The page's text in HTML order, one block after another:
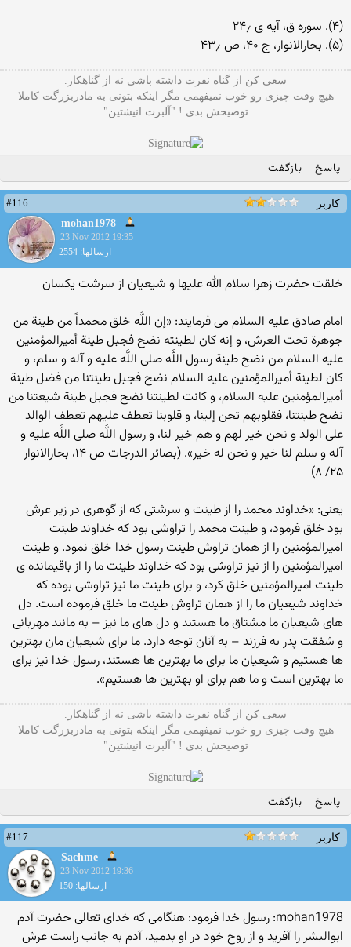
(۴). سوره ق، آیه ‏ى ۲۴٫
(۵). بحارالانوار، ج ۴۰، ص ۴۳٫
سعی کن از گناه نفرت داشته باشی نه از گناهکار.
هیچ وقت چیزی رو خوب نمیفهمی مگر اینکه بتونی به مادربزرگت کاملا
توضیحش بدی ! "آلبرت انیشتین"
پاسخ بازگفت
کاربر
#116
mohan1978
23 Nov 2012 19:35
ارسالها: 2554
خلقت حضرت زهرا سلام الله علیها و شیعیان از سرشت یکسان
امام صادق علیه‏ السلام مى‏ فرمایند: «إن اللَّه خلق محمداً من طینة من
جوهرة تحت العرش، و إنه کان لطینته نضح فجبل طینة أمیرالمؤمنین
علیه ‏السلام من نضح طینة رسول‏ اللَّه صلى اللَّه علیه و آله و سلم، و
کان لطینة أمیرالمؤمنین علیه‏ السلام نضح فجبل طینتنا من فضل طینة
أمیرالمؤمنین علیه‏ السلام، و کانت لطینتنا نضح فجبل طینة شیعتنا من
نضح طینتنا، فقلوبهم تحن إلینا، و قلوبنا تعطف علیهم تعطف الوالد
على الولد و نحن خیر لهم و هم خیر لنا، و رسول‏ اللَّه صلى اللَّه علیه و
آله و سلم لنا خیر و نحن له خیر». (بصائر الدرجات ص ۱۴، بحارالانوار
۲۵/ ۸)
یعنى: «خداوند محمد را از طینت و سرشتى که از گوهرى در زیر عرش
بود خلق فرمود، و طینت محمد را تراوشى بود که خداوند طینت
امیرالمؤمنین را از همان تراوش طینت رسول خدا خلق نمود. و طینت
امیرالمؤمنین را از نیز تراوشى بود که خداوند طینت ما را از باقیمانده‏ ى
طینت امیرالمؤمنین خلق کرد، و براى طینت ما نیز تراوشى بوده که
خداوند شیعیان ما را از همان تراوش طینت ما خلق فرموده است. دل
هاى شیعیان ما مشتاق ما هستند و دل هاى ما نیز – به مانند مهربانى
و شفقت پدر به فرزند – به آنان توجه دارد. ما براى شیعیان مان بهترین‏
ها هستیم و شیعیان ما براى ما بهترین‏ ها هستند، رسول خدا نیز براى
ما بهترین است و ما هم براى او بهترین‏ ها هستیم».
سعی کن از گناه نفرت داشته باشی نه از گناهکار.
هیچ وقت چیزی رو خوب نمیفهمی مگر اینکه بتونی به مادربزرگت کاملا
توضیحش بدی ! "آلبرت انیشتین"
پاسخ بازگفت
کاربر
#117
Sachme
23 Nov 2012 19:36
ارسالها: 150
mohan1978: رسول خدا فرمود: هنگامى که خداى تعالى حضرت آدم
ابوالبشر را آفرید و از روح خود در او بدمید، آدم به جانب راست عرش